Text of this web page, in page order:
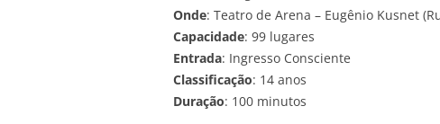
Onde: Teatro de Arena – Eugênio Kusnet
Capacidade: 99 lugares
Entrada: Ingresso Consciente
Classificação: 14 anos
Duração: 100 minutos